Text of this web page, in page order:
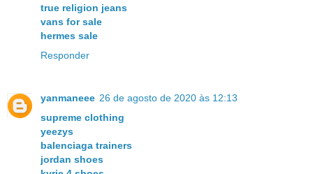
true religion jeans
vans for sale
hermes sale
Responder
yanmaneee 26 de agosto de 2020 às 12:13
supreme clothing
yeezys
balenciaga trainers
jordan shoes